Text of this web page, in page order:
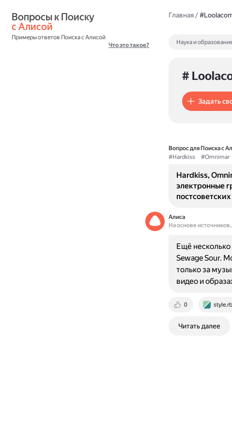
с Алисой
Примеры ответов Поиска с Алисой
Что это такое?
Главная/
Наука и
#
Задать
Вопрос для Поиска с
#Hardkiss
#Omnimar
Hardkiss,
электронные
Алиса
На основе
0
Ещё несколько
Sewage Sour.
только за
видео и
Читать далее